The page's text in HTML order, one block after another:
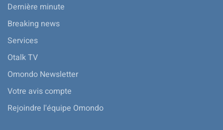
Dernière minute
Breaking news
Services
Otalk TV
Omondo Newsletter
Votre avis compte
Rejoindre l'équipe Omondo